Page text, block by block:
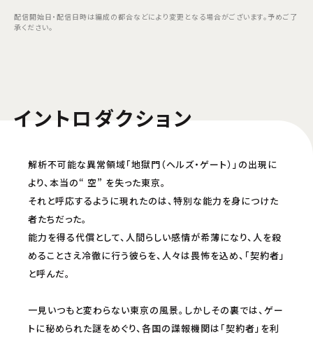
配信開始日・配信日時は編成の都合などにより変更となる場合がございます。予めご了
承ください。
イントロダクション
解析不可能な異常領域「地獄門（ヘルズ・ゲート）」の出現に
より、本当の“ 空” を失った東京。
それと呼応するように現れたのは、特別な能力を身につけた
者たちだった。
能力を得る代償として、人間らしい感情が希薄になり、人を殺
めることさえ冷徹に行う彼らを、人々は畏怖を込め、「契約者」
と呼んだ。
一見いつもと変わらない東京の風景。しかしその裏では、ゲー
トに秘められた謎をめぐり、各国の諜報機関は「契約者」を利